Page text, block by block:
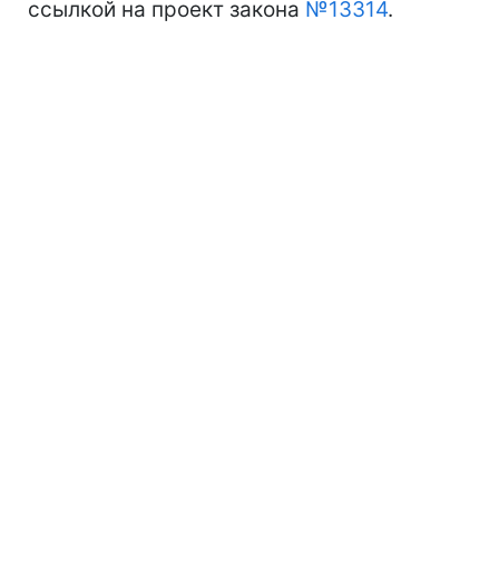
ссылкой на проект закона №13314.